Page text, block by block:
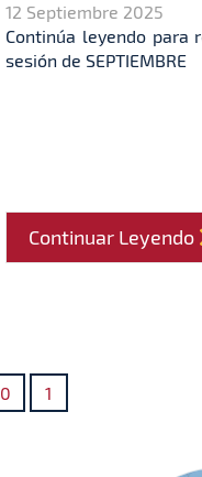
12 Septiembre 2025
Continúa leyendo para
sesión de SEPTIEMBRE
Continuar Leyendo
0 1